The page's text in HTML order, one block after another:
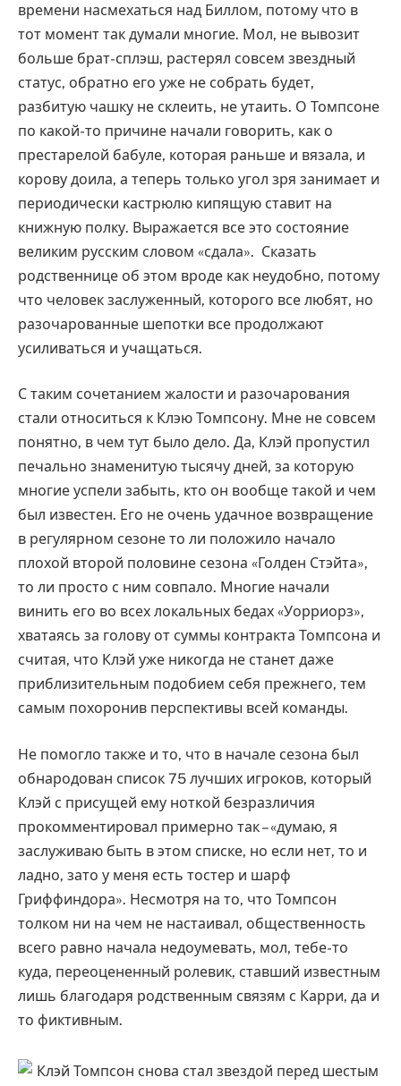
времени насмехаться над Биллом, потому что в
тот момент так думали многие. Мол, не вывозит
больше брат-сплэш, растерял совсем звездный
статус, обратно его уже не собрать будет,
разбитую чашку не склеить, не утаить. О Томпсоне
по какой-то причине начали говорить, как о
престарелой бабуле, которая раньше и вязала, и
корову доила, а теперь только угол зря занимает и
периодически кастрюлю кипящую ставит на
книжную полку. Выражается все это состояние
великим русским словом «сдала». Сказать
родственнице об этом вроде как неудобно, потому
что человек заслуженный, которого все любят, но
разочарованные шепотки все продолжают
усиливаться и учащаться.
С таким сочетанием жалости и разочарования
стали относиться к Клэю Томпсону. Мне не совсем
понятно, в чем тут было дело. Да, Клэй пропустил
печально знаменитую тысячу дней, за которую
многие успели забыть, кто он вообще такой и чем
был известен. Его не очень удачное возвращение
в регулярном сезоне то ли положило начало
плохой второй половине сезона «Голден Стэйта»,
то ли просто с ним совпало. Многие начали
винить его во всех локальных бедах «Уорриорз»,
хватаясь за голову от суммы контракта Томпсона и
считая, что Клэй уже никогда не станет даже
приблизительным подобием себя прежнего, тем
самым похоронив перспективы всей команды.
Не помогло также и то, что в начале сезона был
обнародован список 75 лучших игроков, который
Клэй с присущей ему ноткой безразличия
прокомментировал примерно так – «думаю, я
заслуживаю быть в этом списке, но если нет, то и
ладно, зато у меня есть тостер и шарф
Гриффиндора». Несмотря на то, что Томпсон
толком ни на чем не настаивал, общественность
всего равно начала недоумевать, мол, тебе-то
куда, переоцененный ролевик, ставший известным
лишь благодаря родственным связям с Карри, да и
то фиктивным.